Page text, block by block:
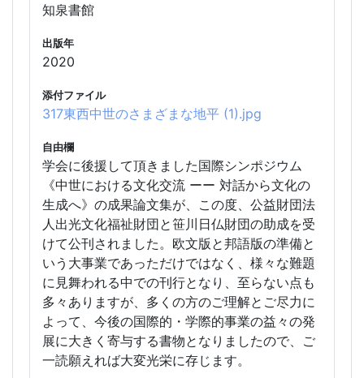
知泉書館
出版年
2020
添付ファイル
317東西中世のさまざまな地平 (1).jpg
自由欄
学会に後援して頂きました国際シンポジウム
《中世における文化交流 ーー 対話から文化の
生成へ》の成果論文集が、この度、公益財団法
人出光文化福祉財団と笹川日仏財団の助成を受
けて公刊されました。欧文版と邦語版の準備と
いう大事業であっただけではなく、様々な難題
に見舞われる中での刊行となり、至らない点も
多々ありますが、多くの方のご理解とご尽力に
よって、今後の国際的・学際的事業の益々の発
展に大きく寄与する書物となりましたので、ご
一読願えれば大変光栄に存じます。